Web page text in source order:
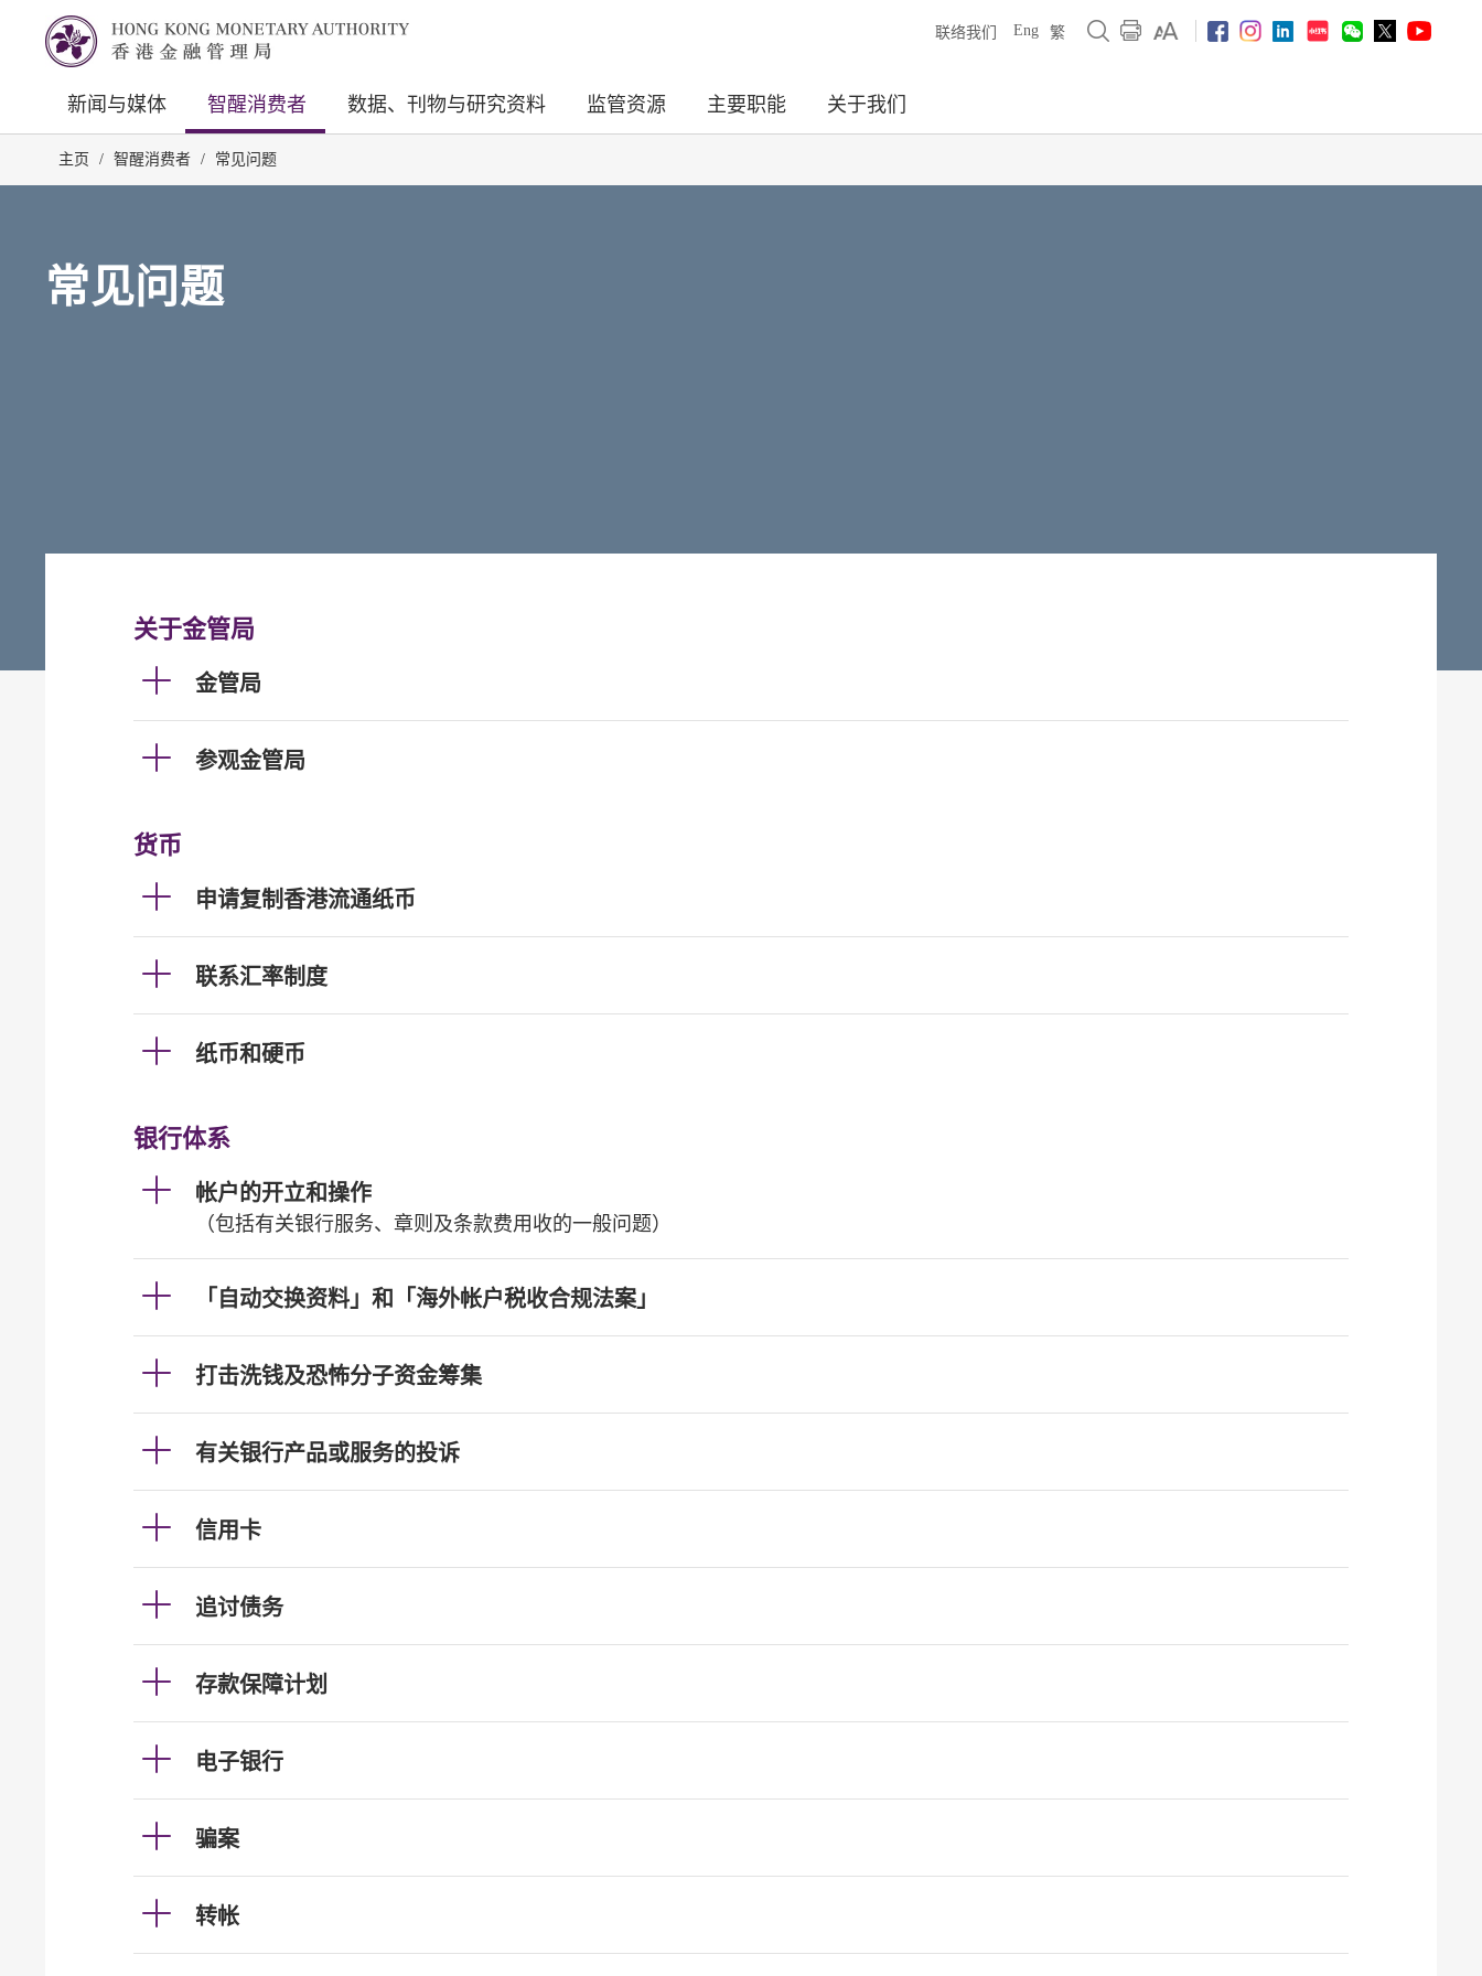
联络我们 Eng 繁
新闻与媒体 智醒消费者 数据、刊物与研究资料 监管资源 主要职能 关于我们
主页 / 智醒消费者 / 常见问题
常见问题
关于金管局
金管局
参观金管局
货币
申请复制香港流通纸币
联系汇率制度
纸币和硬币
银行体系
帐户的开立和操作
（包括有关银行服务、章则及条款费用收的一般问题）
「自动交换资料」和「海外帐户税收合规法案」
打击洗钱及恐怖分子资金筹集
有关银行产品或服务的投诉
信用卡
追讨债务
存款保障计划
电子银行
骗案
转帐